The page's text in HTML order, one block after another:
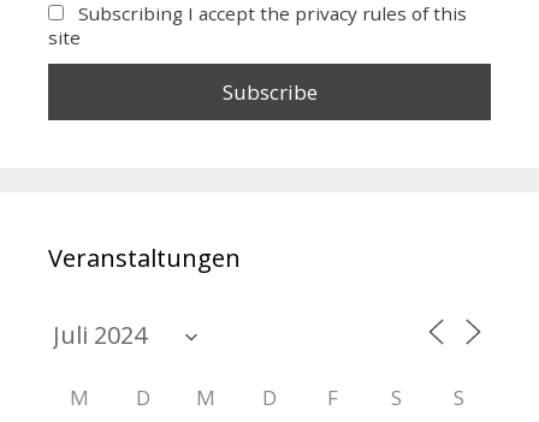
Subscribing I accept the privacy rules of this
site
Veranstaltungen
M D M D F S S